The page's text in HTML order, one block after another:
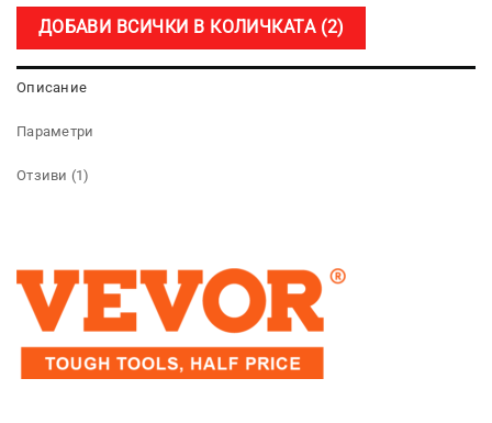
ДОБАВИ ВСИЧКИ В КОЛИЧКАТА 2
Описание
Параметри
Отзиви (1)